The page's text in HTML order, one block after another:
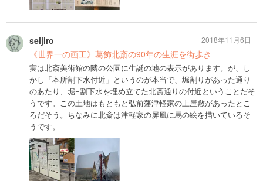
seijiro
《世界一の画工》葛飾北斎の90年の生涯を街歩き
実は北斎美術館の隣の公園に生誕の地の表示があります。が、し
かし「本所割下水付近」というのが本当で、堀割りがあった通り
のあたり、堀=割下水を埋め立てた北斎通りの付近ということだそ
うです。この土地はもともと弘前藩津軽家の上屋敷があったとこ
ろだそう。ちなみに北斎は津軽家の屏風に馬の絵を描いているそ
うです。
2018年11月6日